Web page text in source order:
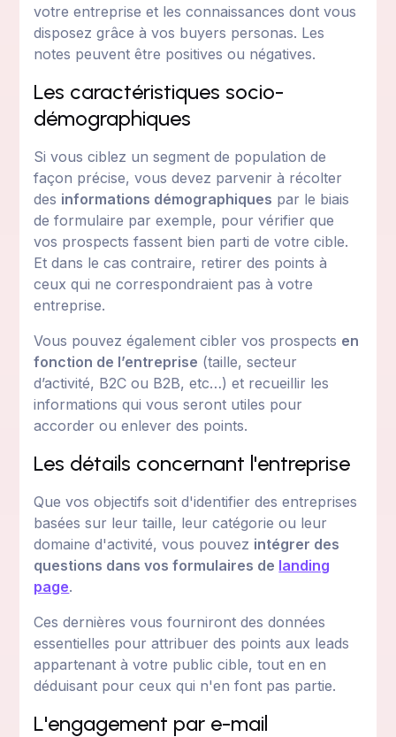
votre entreprise et les connaissances dont vous
disposez grâce à vos buyers personas. Les
notes peuvent être positives ou négatives.
Les caractéristiques socio-
démographiques
Si vous ciblez un segment de population de
façon précise, vous devez parvenir à récolter
des informations démographiques par le biais
de formulaire par exemple, pour vérifier que
vos prospects fassent bien parti de votre cible.
Et dans le cas contraire, retirer des points à
ceux qui ne correspondraient pas à votre
entreprise.
Vous pouvez également cibler vos prospects en
fonction de l’entreprise (taille, secteur
d’activité, B2C ou B2B, etc…) et recueillir les
informations qui vous seront utiles pour
accorder ou enlever des points.
Les détails concernant l'entreprise
Que vos objectifs soit d'identifier des entreprises
basées sur leur taille, leur catégorie ou leur
domaine d'activité, vous pouvez intégrer des
questions dans vos formulaires de landing
page.
Ces dernières vous fourniront des données
essentielles pour attribuer des points aux leads
appartenant à votre public cible, tout en en
déduisant pour ceux qui n'en font pas partie.
L'engagement par e-mail